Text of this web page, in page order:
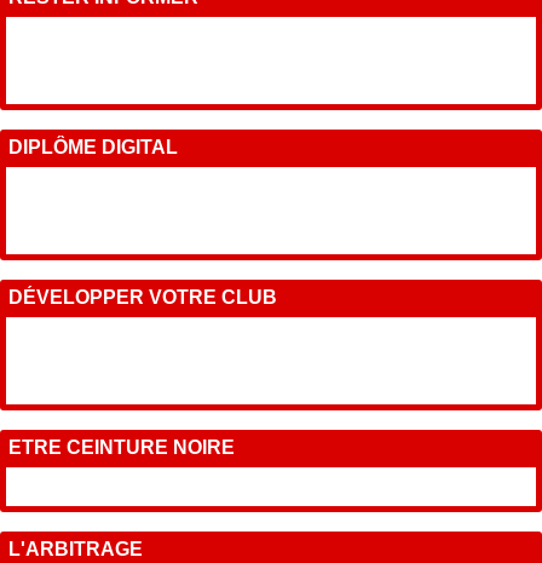
DIPLÔME DIGITAL
DÉVELOPPER VOTRE CLUB
ETRE CEINTURE NOIRE
L'ARBITRAGE